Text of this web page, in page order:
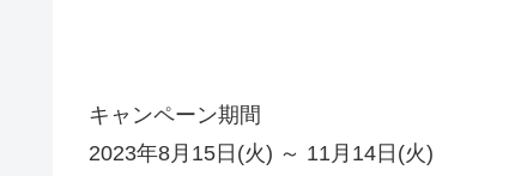
キャンペーン期間
2023年8月15日(火) ～ 11月14日(火)